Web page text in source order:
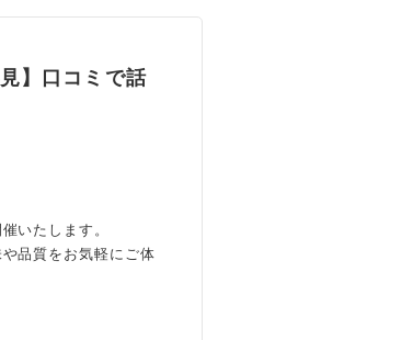
】口コミで話
いたします。
品質をお気軽にご体